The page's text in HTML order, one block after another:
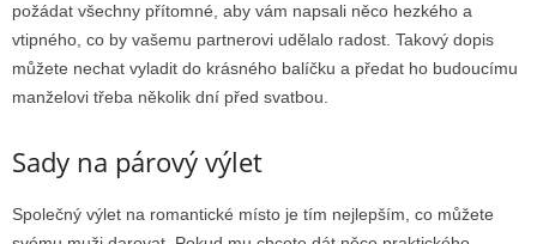
požádat všechny přítomné, aby vám napsali něco hezkého a
vtipného, co by vašemu partnerovi udělalo radost. Takový dopis
můžete nechat vyladit do krásného balíčku a předat ho budoucímu
manželovi třeba několik dní před svatbou.
Sady na párový výlet
Společný výlet na romantické místo je tím nejlepším, co můžete